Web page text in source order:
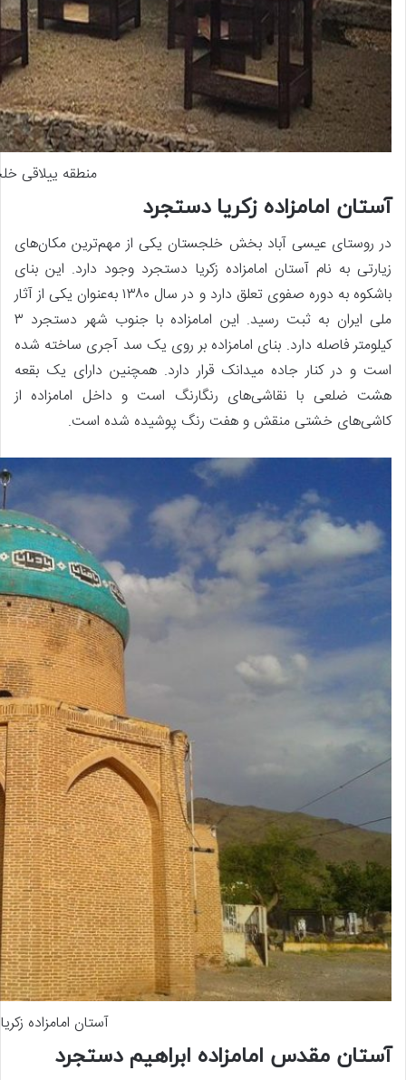
منطقه ییلاقی
آستان امامزاده زکریا دستجرد
در روستای عیسی آباد بخش خلجستان یکی از مهم‌ترین مکان‌های
زیارتی به نام آستان امامزاده زکریا دستجرد وجود دارد. این بنای
باشکوه به دوره صفوی تعلق دارد و در سال ۱۳۸۰ به‌عنوان یکی از آثار
ملی ایران به ثبت رسید. این امامزاده با جنوب شهر دستجرد ۳
کیلومتر فاصله دارد. بنای امامزاده بر روی یک سد آجری ساخته شده
است و در کنار جاده میدانک قرار دارد. همچنین دارای یک بقعه
هشت ضلعی با نقاشی‌های رنگارنگ است و داخل امامزاده از
کاشی‌های خشتی منقش و هفت رنگ پوشیده شده است.
آستان امامزاده
آستان مقدس امامزاده ابراهیم دستجرد